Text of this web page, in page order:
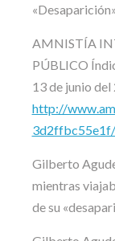
AMNISTÍA
PÚBLICO
13 de junio del
http://
Gilberto
mientras
de su